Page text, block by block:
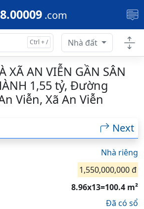
.com
Nhà đất
XÃ AN VIỄN GẦN SÂN
1,55 tỷ, Đường
Viễn, Xã An Viễn
Next
Nhà riêng
1,550,000,000 đ
8.96x13=100.4 m²
Đã có sổ